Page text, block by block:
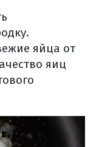
яйца от
яиц